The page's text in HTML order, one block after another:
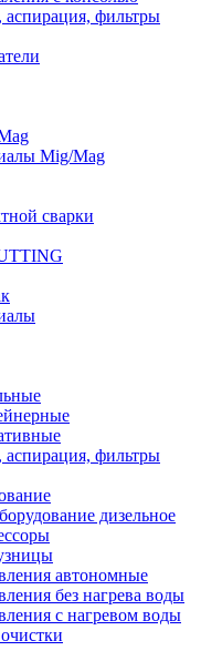
аспирация, фильтры
Mig/Mag
сварки
аспирация, фильтры
дизельное
автономные
без нагрева воды
с нагревом воды